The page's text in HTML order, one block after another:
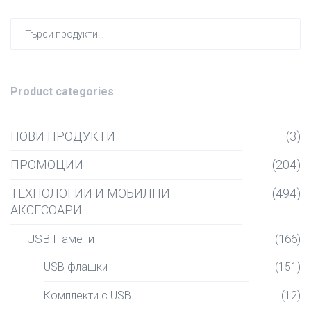
Product categories
НОВИ ПРОДУКТИ
(3)
ПРОМОЦИИ
(204)
ТЕХНОЛОГИИ И МОБИЛНИ
АКСЕСОАРИ
(494)
USB Памети (166)
USB флашки (151)
Комплекти с USB (12)